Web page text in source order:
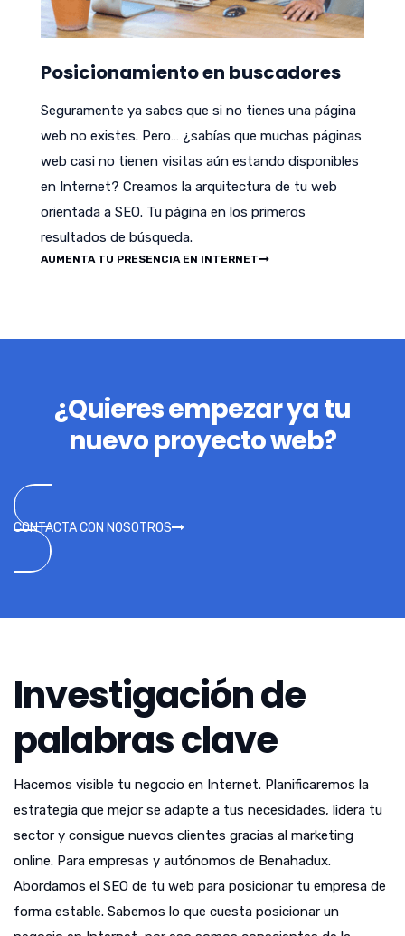
Posicionamiento en buscadores
Seguramente ya sabes que si no tienes una página
web no existes. Pero… ¿sabías que muchas páginas
web casi no tienen visitas aún estando disponibles
en Internet? Creamos la arquitectura de tu web
orientada a SEO. Tu página en los primeros
resultados de búsqueda.
AUMENTA TU PRESENCIA EN INTERNET
¿Quieres empezar ya tu
nuevo proyecto web?
CONTACTA CON NOSOTROS
Investigación de
palabras clave
Hacemos visible tu negocio en Internet. Planificaremos la
estrategia que mejor se adapte a tus necesidades, lidera tu
sector y consigue nuevos clientes gracias al marketing
online. Para empresas y autónomos de Benahadux.
Abordamos el SEO de tu web para posicionar tu empresa de
forma estable. Sabemos lo que cuesta posicionar un